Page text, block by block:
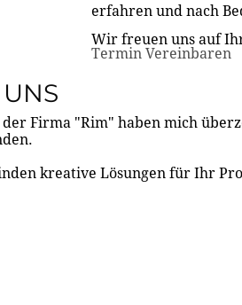
erfahren und nach
Wir freuen uns auf
Termin Vereinbaren
Firma "Rim" haben mich
kreative Lösungen für Ihr